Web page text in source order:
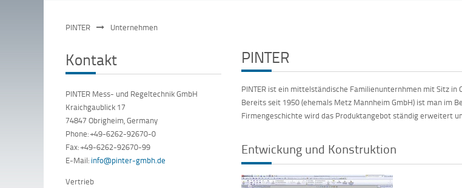
PINTER Unternehmen
PINTER
PINTER ist ein mittelständische Familienunternhmen mit Sitz
Bereits seit 1950 (ehemals Metz Mannheim GmbH) ist man im
Firmengeschichte wird das Produktangebot ständig erweitert
Entwickung und Konstruktion
Kontakt
PINTER Mess- und Regeltechnik GmbH
Kraichgaublick 17
74847 Obrigheim, Germany
Phone: +49-6262-92670-0
Fax: +49-6262-92670-99
E-Mail: info@pinter-gmbh.de
Vertrieb